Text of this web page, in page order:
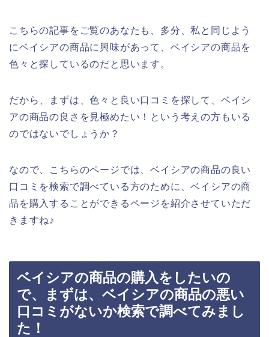
こちらの記事をご覧のあなたも、多分、私と同じよう
にベイシアの商品に興味があって、ベイシアの商品を
色々と探しているのだと思います。
だから、まずは、色々と良い口コミを探して、ベイシ
アの商品の良さを見極めたい！という考えの方もいる
のではないでしょうか？
なので、こちらのページでは、ベイシアの商品の良い
口コミを検索で調べている方のために、ベイシアの商
品を購入することができるページを紹介させていただ
きますね♪
ベイシアの商品の購入をしたいの
で、まずは、ベイシアの商品の悪い
口コミがないか検索で調べてみまし
た！